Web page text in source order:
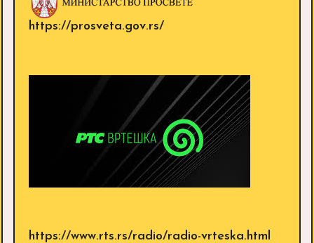
https://prosveta.gov.rs/
https://www.rts.rs/radio/radio-vrteska.html